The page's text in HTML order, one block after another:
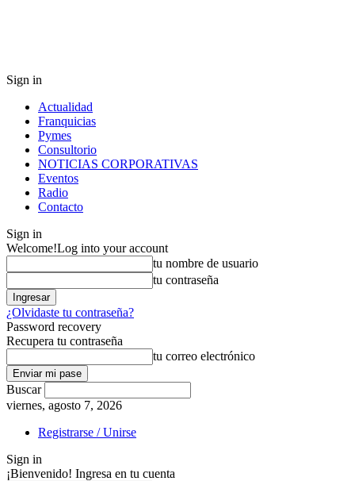
Sign in
Actualidad
Franquicias
Pymes
Consultorio
NOTICIAS CORPORATIVAS
Eventos
Radio
Contacto
Sign in
Welcome!Log into your account
tu nombre de usuario
tu contraseña
¿Olvidaste tu contraseña?
Password recovery
Recupera tu contraseña
tu correo electrónico
Buscar
viernes, agosto 7, 2026
Registrarse / Unirse
Sign in
¡Bienvenido! Ingresa en tu cuenta